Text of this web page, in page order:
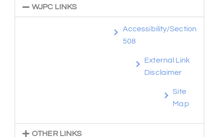
WJPC LINKS
Accessibility/Section
508
External Link
Disclaimer
Site
Map
OTHER LINKS